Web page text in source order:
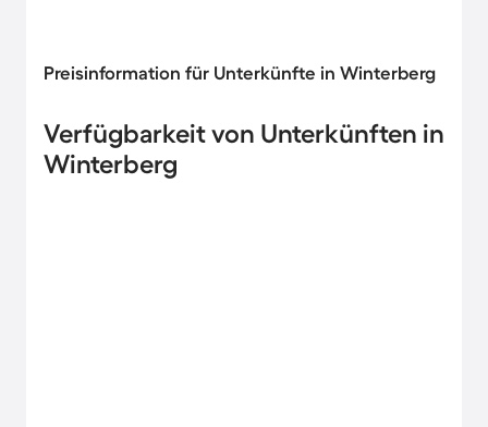
Preisinformation für Unterkünfte in Winterberg
Verfügbarkeit von Unterkünften in
Winterberg